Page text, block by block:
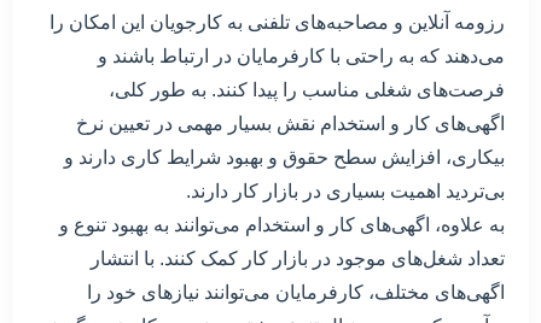
رزومه آنلاین و مصاحبه‌های تلفنی به کارجویان این امکان را
می‌دهند که به راحتی با کارفرمایان در ارتباط باشند و
فرصت‌های شغلی مناسب را پیدا کنند. به طور کلی،
اگهی‌های کار و استخدام نقش بسیار مهمی در تعیین نرخ
بیکاری، افزایش سطح حقوق و بهبود شرایط کاری دارند و
بی‌تردید اهمیت بسیاری در بازار کار دارند.
به علاوه، اگهی‌های کار و استخدام می‌توانند به بهبود تنوع و
تعداد شغل‌های موجود در بازار کار کمک کنند. با انتشار
اگهی‌های مختلف، کارفرمایان می‌توانند نیازهای خود را